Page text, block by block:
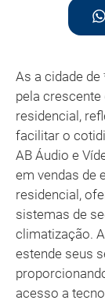
As a cidade
pela
residencial,
facilitar o
AB Áudio e
em vendas de
residencial,
sistemas de
climatização.
estende seus
acesso a